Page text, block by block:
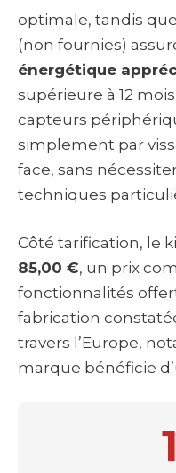
optimale, tandis
(non fournies)
énergétique
supérieure à 12
capteurs
simplement par
face, sans
techniques
Côté tarification, le
85,00 €, un prix
fonctionnalités
fabrication
travers l’Europe,
marque bénéficie